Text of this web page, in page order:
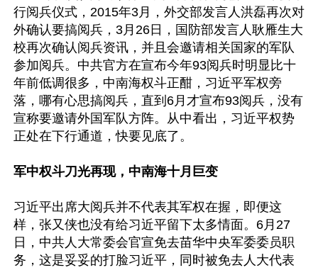
行阅兵仪式，2015年3月，外交部发言人洪磊再次对
外确认要搞阅兵，3月26日，国防部发言人耿雁生大
校再次确认阅兵资讯，并且会邀请相关国家的军队
参加阅兵。中共官方在宣布今年93阅兵时明显比十
年前低调很多，中南海权斗正酣，习近平军权旁
落，哪有心思搞阅兵，直到6月才宣布93阅兵，没有
宣称要邀请外国军队方阵。从中看出，习近平权势
正处在下行通道，快要见底了。
军中权斗刀光再现，中南海十月巨变
习近平出席大阅兵并不代表其军权在握，即便这
样，张又侠也没有给习近平留下太多情面。6月27
日，中共人大常委会官宣免去苗华中央军委委员职
务，这是妥妥的打脸习近平，同时被免去人大代表